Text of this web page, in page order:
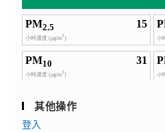
其他操作
登入